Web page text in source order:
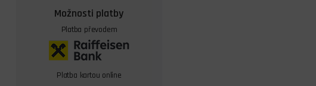
Možnosti platby
Platba převodem
Platba kartou online